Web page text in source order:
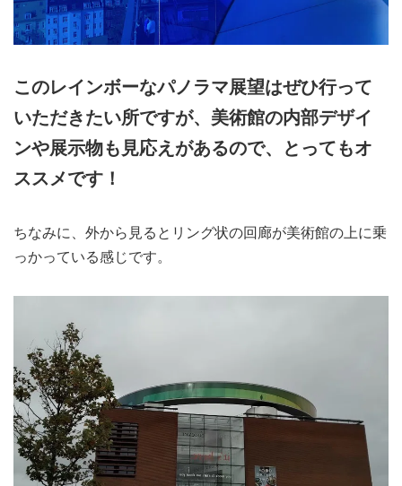
このレインボーなパノラマ展望はぜひ行って
いただきたい所ですが、美術館の内部デザイ
ンや展示物も見応えがあるので、とってもオ
ススメです！
ちなみに、外から見るとリング状の回廊が美術館の上に乗
っかっている感じです。